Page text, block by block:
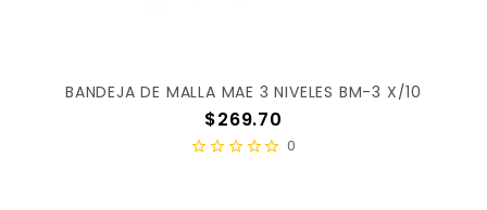
BANDEJA DE MALLA MAE 3 NIVELES BM-3 X/10
Precio
$269.70
0